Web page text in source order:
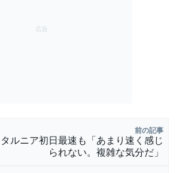
前の記事
ルニア初日最速も「あまり速く感じ
られない。複雑な気分だ」